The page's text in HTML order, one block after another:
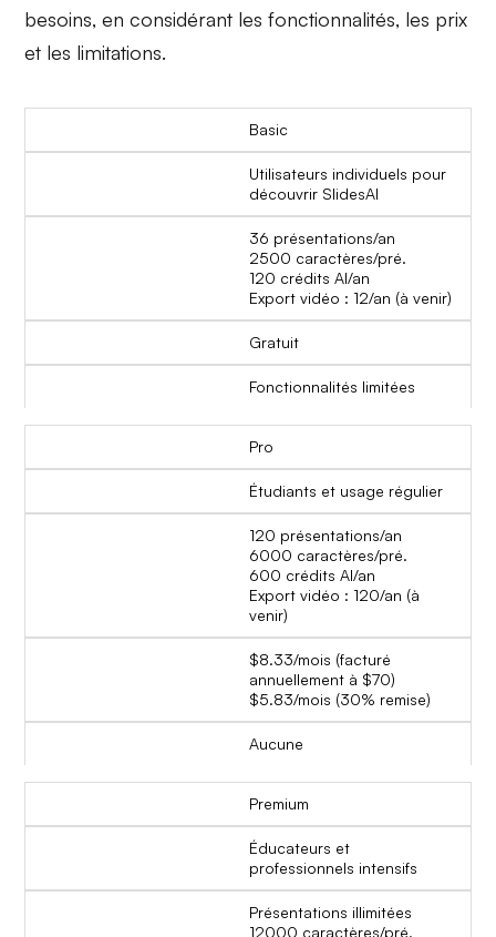
besoins, en considérant les fonctionnalités, les prix
et les limitations.
Basic
Utilisateurs individuels pour
découvrir SlidesAI
36 présentations/an
2500 caractères/pré.
120 crédits AI/an
Export vidéo : 12/an (à venir)
Gratuit
Fonctionnalités limitées
Pro
Étudiants et usage régulier
120 présentations/an
6000 caractères/pré.
600 crédits AI/an
Export vidéo : 120/an (à
venir)
$8.33/mois (facturé
annuellement à $70)
$5.83/mois (30% remise)
Aucune
Premium
Éducateurs et
professionnels intensifs
Présentations illimitées
12000 caractères/pré.